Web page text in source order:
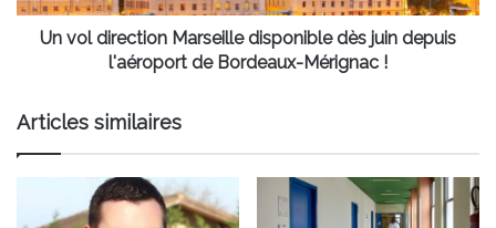
l'aéroport
Un vol direction Marseille disponible dès juin depuis
l'aéroport de Bordeaux-Mérignac !
Articles similaires